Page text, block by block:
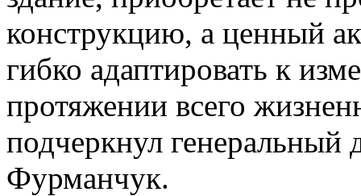
конструкцию, а ценный
гибко адаптировать к
протяжении всего
подчеркнул генеральный
Фурманчук.